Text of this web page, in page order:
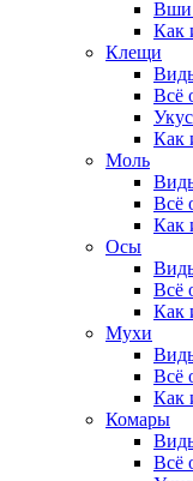
Вши
Как
Клещи
Всё
Как
Моль
Всё
Как
Осы
Всё
Как
Мухи
Всё
Как
Комары
Всё